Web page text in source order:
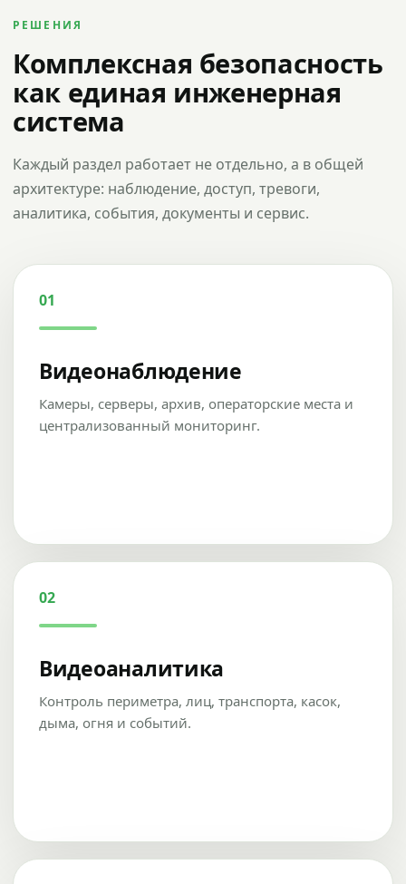
РЕШЕНИЯ
Комплексная безопасность
как единая инженерная
система
Каждый раздел работает не отдельно, а в общей
архитектуре: наблюдение, доступ, тревоги,
аналитика, события, документы и сервис.
01
Видеонаблюдение
Камеры, серверы, архив, операторские места и
централизованный мониторинг.
02
Видеоаналитика
Контроль периметра, лиц, транспорта, касок,
дыма, огня и событий.